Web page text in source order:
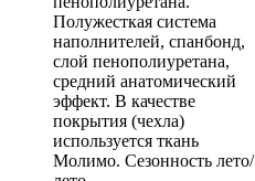
Полужесткая система
наполнителей, спанбонд,
слой пенополиуретана,
средний анатомический
эффект. В качестве
покрытия (чехла)
используется ткань
Молимо. Сезонность лето/